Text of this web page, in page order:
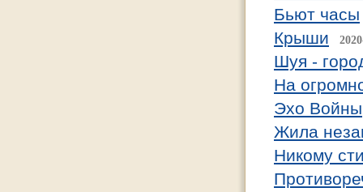
Бьют часы
Крыши
Шуя -
На
Эхо Войны
Жила
Никому